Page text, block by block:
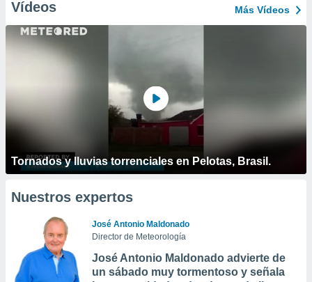
Vídeos Más Vídeos
Tornados y lluvias torrenciales en Pelotas, Brasil.
Nuestros expertos
José Antonio Maldonado
Director de Meteorología
José Antonio Maldonado advierte de
un sábado muy tormentoso y señala